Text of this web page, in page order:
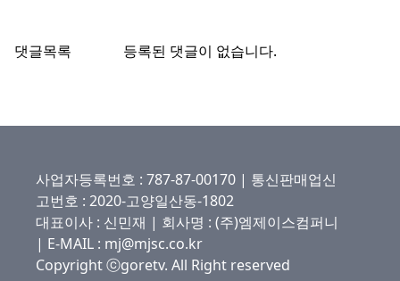
댓글목록 등록된 댓글이 없습니다.
사업자등록번호 : 787-87-00170 | 통신판매업신
고번호 : 2020-고양일산동-1802
대표이사 : 신민재 | 회사명 : (주)엠제이스컴퍼니
| E-MAIL : mj@mjsc.co.kr
Copyright ⓒgoretv. All Right reserved